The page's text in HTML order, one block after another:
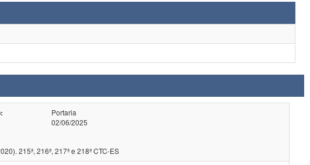
Portaria
02/06/2025
215ª, 216ª, 217ª e 218ª CTC-ES